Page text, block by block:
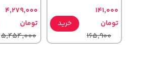
141,000
تومان
165,900
خرید
4,279,000
تومان
5,454,000